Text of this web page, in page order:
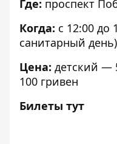
Где: проспект
Когда: с 12:00 до
санитарный день)
Цена: детский —
100 гривен
Билеты тут